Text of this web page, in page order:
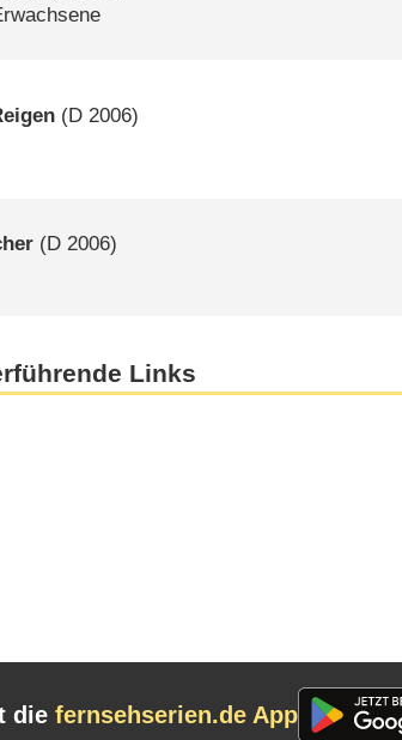
(D 2006)
(D 2006)
Links
die fernsehserien.de App